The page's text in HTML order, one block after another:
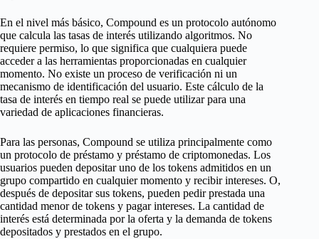
En el nivel más básico, Compound es un protocolo autónomo
que calcula las tasas de interés utilizando algoritmos. No
requiere permiso, lo que significa que cualquiera puede
acceder a las herramientas proporcionadas en cualquier
momento. No existe un proceso de verificación ni un
mecanismo de identificación del usuario. Este cálculo de la
tasa de interés en tiempo real se puede utilizar para una
variedad de aplicaciones financieras.
Para las personas, Compound se utiliza principalmente como
un protocolo de préstamo y préstamo de criptomonedas. Los
usuarios pueden depositar uno de los tokens admitidos en un
grupo compartido en cualquier momento y recibir intereses. O,
después de depositar sus tokens, pueden pedir prestada una
cantidad menor de tokens y pagar intereses. La cantidad de
interés está determinada por la oferta y la demanda de tokens
depositados y prestados en el grupo.